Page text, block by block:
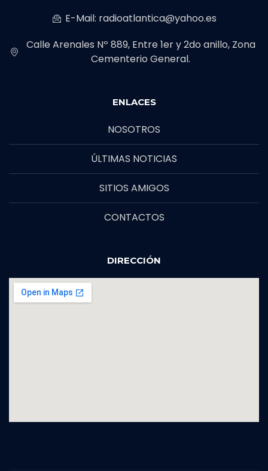
E-Mail: radioatlantica@yahoo.es
Calle Arenales Nº 889, Entre 1er y 2do anillo, Zona
Cementerio General.
ENLACES
NOSOTROS
ÚLTIMAS NOTICIAS
SITIOS AMIGOS
CONTACTOS
DIRECCIÓN